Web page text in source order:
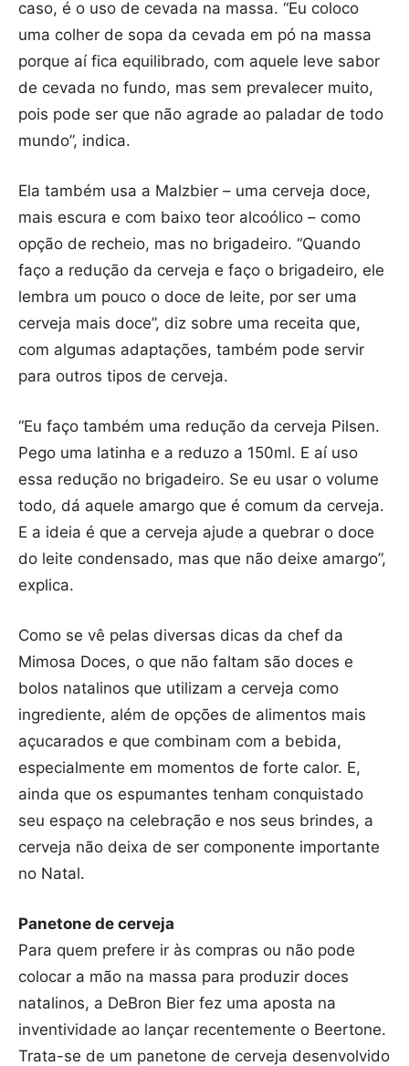
caso, é o uso de cevada na massa. “Eu coloco
uma colher de sopa da cevada em pó na massa
porque aí fica equilibrado, com aquele leve sabor
de cevada no fundo, mas sem prevalecer muito,
pois pode ser que não agrade ao paladar de todo
mundo”, indica.
Ela também usa a Malzbier – uma cerveja doce,
mais escura e com baixo teor alcoólico – como
opção de recheio, mas no brigadeiro. “Quando
faço a redução da cerveja e faço o brigadeiro, ele
lembra um pouco o doce de leite, por ser uma
cerveja mais doce”, diz sobre uma receita que,
com algumas adaptações, também pode servir
para outros tipos de cerveja.
“Eu faço também uma redução da cerveja Pilsen.
Pego uma latinha e a reduzo a 150ml. E aí uso
essa redução no brigadeiro. Se eu usar o volume
todo, dá aquele amargo que é comum da cerveja.
E a ideia é que a cerveja ajude a quebrar o doce
do leite condensado, mas que não deixe amargo”,
explica.
Como se vê pelas diversas dicas da chef da
Mimosa Doces, o que não faltam são doces e
bolos natalinos que utilizam a cerveja como
ingrediente, além de opções de alimentos mais
açucarados e que combinam com a bebida,
especialmente em momentos de forte calor. E,
ainda que os espumantes tenham conquistado
seu espaço na celebração e nos seus brindes, a
cerveja não deixa de ser componente importante
no Natal.
Panetone de cerveja
Para quem prefere ir às compras ou não pode
colocar a mão na massa para produzir doces
natalinos, a DeBron Bier fez uma aposta na
inventividade ao lançar recentemente o Beertone.
Trata-se de um panetone de cerveja desenvolvido